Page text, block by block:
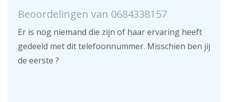
Beoordelingen van 0684338157
Er is nog niemand die zijn of haar ervaring heeft
gedeeld met dit telefoonnummer. Misschien ben jij
de eerste ?